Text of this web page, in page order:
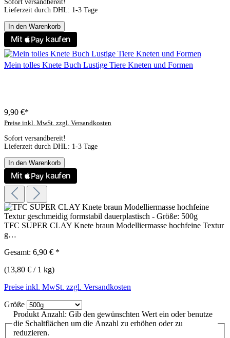
Sofort versandbereit!
Lieferzeit durch DHL: 1-3 Tage
In den Warenkorb
Mein tolles Knete Buch Lustige Tiere Kneten und Formen
9,90 €*
Preise inkl. MwSt. zzgl. Versandkosten
Sofort versandbereit!
Lieferzeit durch DHL: 1-3 Tage
In den Warenkorb
TFC SUPER CLAY Knete braun Modelliermasse hochfeine Textur
g…
Gesamt: 6,90 € *
(13,80 € / 1 kg)
Preise inkl. MwSt. zzgl. Versandkosten
Größe
Produkt Anzahl: Gib den gewünschten Wert ein oder benutze
die Schaltflächen um die Anzahl zu erhöhen oder zu
reduzieren.